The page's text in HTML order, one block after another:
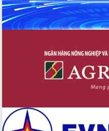
Phó Chủ tịch UBND tỉnh Đắk Lắk
Trương Công Thái kiểm tra thực địa
Dự án cao tốc Khánh Hòa - Buôn Ma
Định vị cà phê Việt Nam như một “di
sản sống” trong dòng chảy toàn cầu
Xây dựng nông thôn mới: Nâng cao đời
sống người dân từ những mô hình thiết
Quyết liệt tháo gỡ vướng mắc, đẩy
nhanh tiến độ các dự án trọng điểm
trong Khu kinh tế Nam Phú Yên